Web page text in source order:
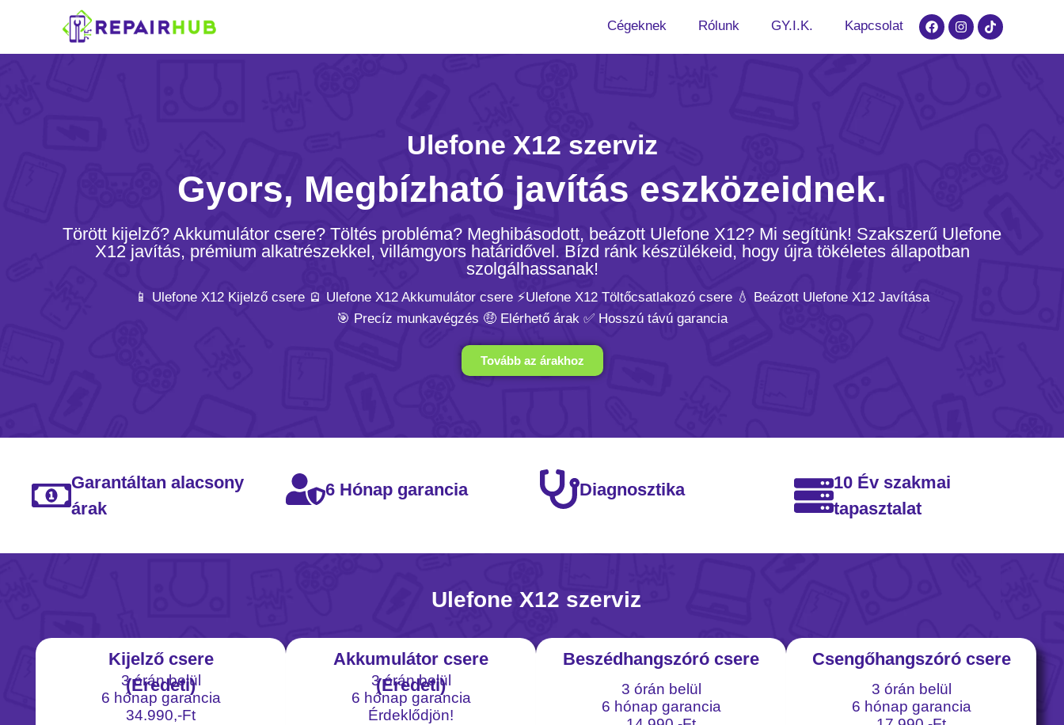
Cégeknek Rólunk GY.I.K. Kapcsolat
Ulefone X12 szerviz
Gyors, Megbízható javítás eszközeidnek.
Törött kijelző? Akkumulátor csere? Töltés probléma? Meghibásodott, beázott Ulefone X12? Mi segítünk! Szakszerű Ulefone
X12 javítás, prémium alkatrészekkel, villámgyors határidővel. Bízd ránk készülékeid, hogy újra tökéletes állapotban
szolgálhassanak!
📱 Ulefone X12 Kijelző csere 🪫 Ulefone X12 Akkumulátor csere ⚡️Ulefone X12 Töltőcsatlakozó csere 💧 Beázott Ulefone X12 Javítása
🎯 Precíz munkavégzés 🤑 Elérhető árak ✅ Hosszú távú garancia
Tovább az árakhoz
Garantáltan alacsony
árak
6 Hónap garancia Diagnosztika
10 Év szakmai
tapasztalat
Ulefone X12 szerviz
Kijelző csere
(Eredeti)
3 órán belül
6 hónap garancia
34.990,-Ft
Akkumulátor csere
(Eredeti)
3 órán belül
6 hónap garancia
Érdeklődjön!
Beszédhangszóró csere
3 órán belül
6 hónap garancia
Csengőhangszóró csere
3 órán belül
6 hónap garancia